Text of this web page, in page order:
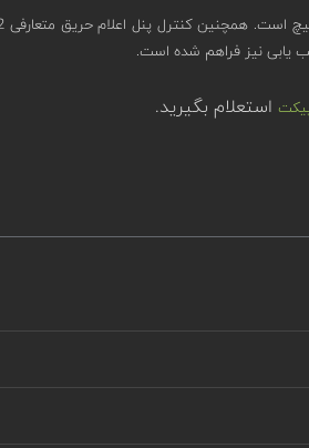
همچنین کنترل پنل اعلام حریق متعارفی 2 زون
یابی نیز فراهم شده است.
استعلام بگیرید.